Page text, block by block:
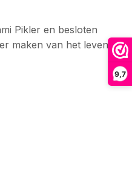
9,7
Pikler en besloten
maken van het leven